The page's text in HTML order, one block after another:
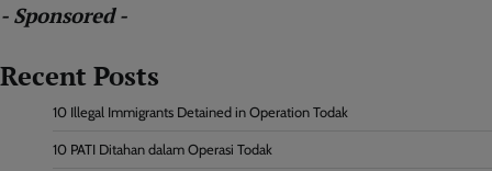
- Sponsored -
Recent Posts
10 Illegal Immigrants Detained in Operation Todak
10 PATI Ditahan dalam Operasi Todak